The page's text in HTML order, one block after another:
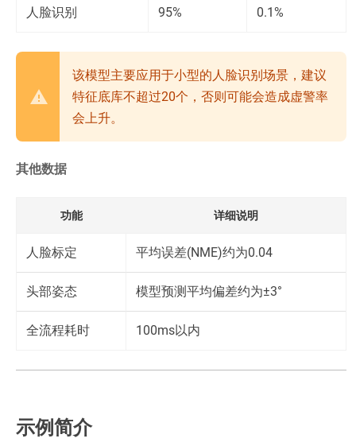
人脸识别 95% 0.1%
该模型主要应用于小型的人脸识别场景，建议
特征底库不超过20个，否则可能会造成虚警率
会上升。
其他数据
功能 详细说明
人脸标定 平均误差(NME)约为0.04
头部姿态 模型预测平均偏差约为±3°
全流程耗时 100ms以内
示例简介